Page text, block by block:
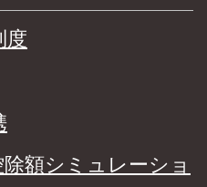
度
額シミュレーショ